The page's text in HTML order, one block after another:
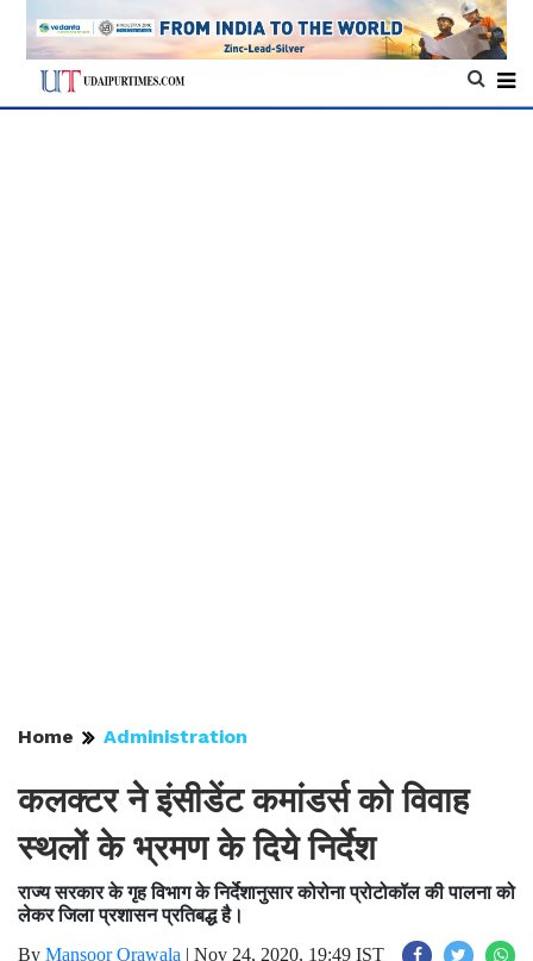
Home Administration
कलक्टर ने इंसीडेंट कमांडर्स को विवाह
स्थलों के भ्रमण के दिये निर्देश
राज्य सरकार के गृह विभाग के निर्देशानुसार कोरोना प्रोटोकॉल की पालना को
लेकर जिला प्रशासन प्रतिबद्ध है।
By Mansoor Orawala | Nov 24, 2020, 19:49 IST